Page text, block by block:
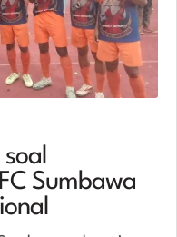
soal
Sumbawa